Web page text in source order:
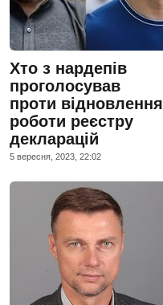
Хто з нардепів
проголосував
проти відновлення
роботи реєстру
декларацій
5 вересня, 2023, 22:02